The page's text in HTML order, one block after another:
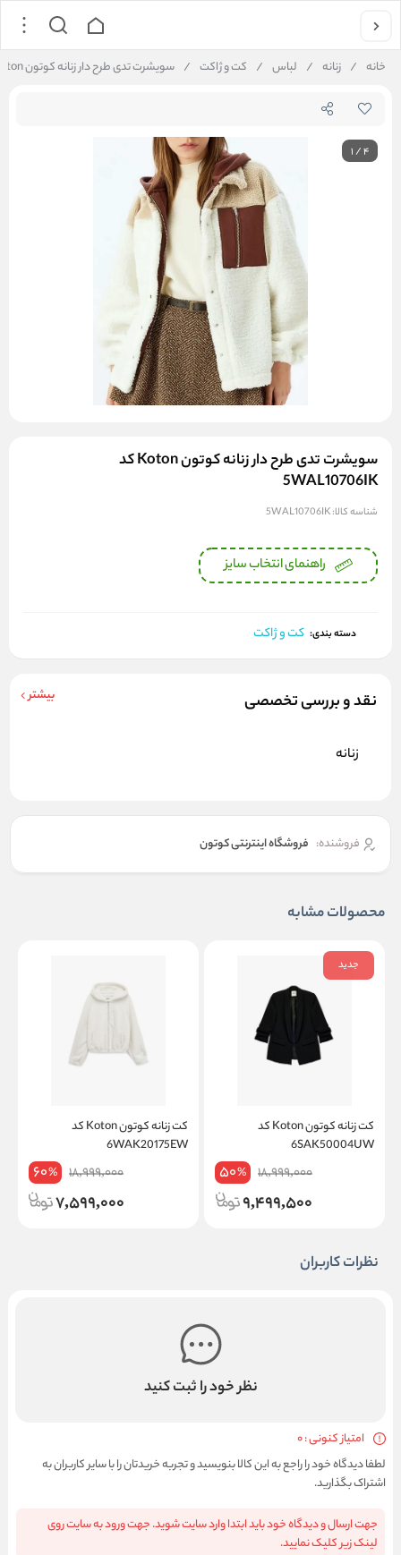
خانه / زنانه / لباس / کت و ژاکت / سویشرت تدی طرح دار زنانه کوتون Koton کد 5WAL10706IK
1/4
سویشرت تدی طرح دار زنانه کوتون Koton کد
5WAL10706IK
شناسه کالا:5WAL10706IK
راهنمای انتخاب سایز
دسته بندی: کت و ژاکت
نقد و بررسی تخصصی بیشتر
زنانه
فروشنده: فروشگاه اینترنتی کوتون
محصولات مشابه
جدید
کت زنانه کوتون Koton کد
6SAK50004UW
18,999,000
50%
9,499,500
کت زنانه کوتون Koton کد
6WAK20175EW
18,999,000
60%
7,599,000
نظرات کاربران
نظر خود را ثبت کنید
امتیاز کنونی : 0
لطفا دیدگاه خود را راجع به این کالا بنویسید و تجربه خریدتان را با سایر کاربران به
اشتراک بگذارید.
جهت ارسال و دیدگاه خود باید ابتدا وارد سایت شوید. جهت ورود به سایت روی
لینک زیر کلیک نمایید.